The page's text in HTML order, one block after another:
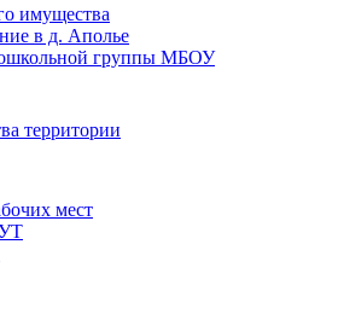
имущества
в д. Аполье
группы МБОУ
территории
мест